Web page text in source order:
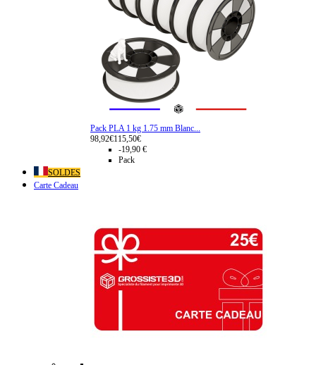
Pack PLA 1 kg 1.75 mm Blanc...
98,92€115,50€
-19,90 €
Pack
SOLDES
Carte Cadeau